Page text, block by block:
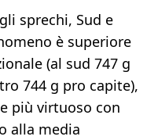
sprechi, Sud e
è superiore
(al sud 747 g
744 g pro capite),
più virtuoso con
alla media